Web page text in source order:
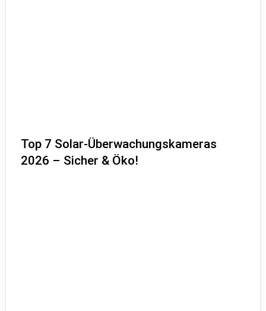
Top 7 Solar-Überwachungskameras
2026 – Sicher & Öko!